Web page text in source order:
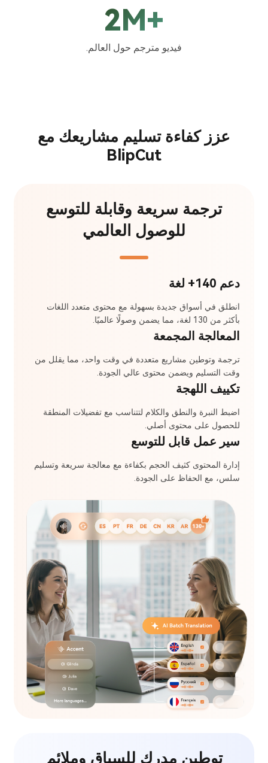
+2M
فيديو مترجم حول العالم.
عزز كفاءة تسليم مشاريعك مع
BlipCut
ترجمة سريعة وقابلة للتوسع
للوصول العالمي
دعم 140+ لغة
انطلق في أسواق جديدة بسهولة مع محتوى متعدد اللغات
بأكثر من 130 لغة، مما يضمن وصولًا عالميًا.
المعالجة المجمعة
ترجمة وتوطين مشاريع متعددة في وقت واحد، مما يقلل من
وقت التسليم ويضمن محتوى عالي الجودة.
تكييف اللهجة
اضبط النبرة والنطق والكلام لتتناسب مع تفضيلات المنطقة
للحصول على محتوى أصلي.
سير عمل قابل للتوسع
إدارة المحتوى كثيف الحجم بكفاءة مع معالجة سريعة وتسليم
سلس، مع الحفاظ على الجودة.
توطين مدرك للسياق وملائم